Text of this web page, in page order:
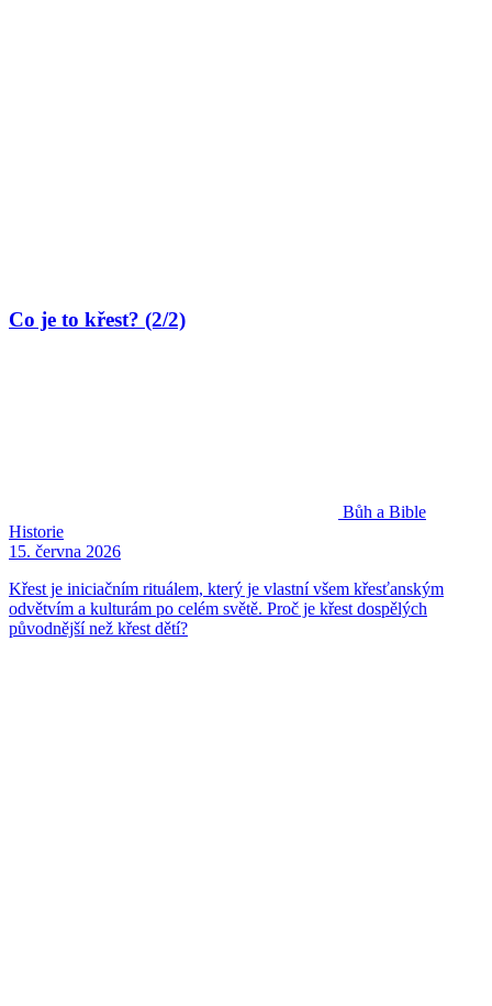
Co je to křest? (2/2)
Bůh a Bible
Historie
15. června 2026
Křest je iniciačním rituálem, který je vlastní všem křesťanským
odvětvím a kulturám po celém světě. Proč je křest dospělých
původnější než křest dětí?